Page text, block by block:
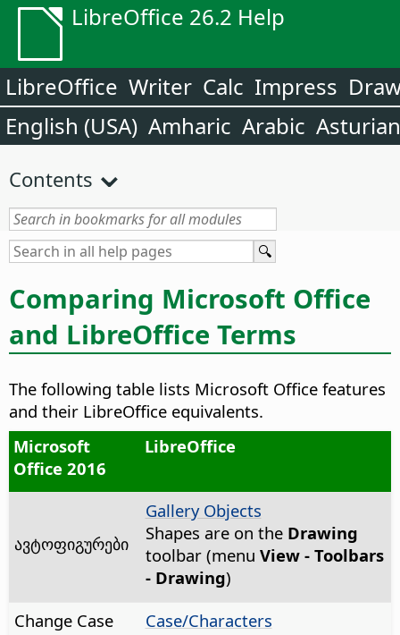
LibreOffice 26.2 Help
LibreOffice Writer Calc Impress
English (USA) Amharic Arabic Asturian
Contents
Comparing Microsoft Office
and LibreOffice Terms
The following table lists Microsoft Office features
and their LibreOffice equivalents.
Microsoft
Office 2016
LibreOffice
ავტოფიგურები
Gallery Objects
Shapes are on the Drawing
toolbar (menu View - Toolbars
- Drawing)
Change Case
Case/Characters